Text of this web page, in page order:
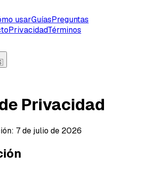
usarGuíasPreguntas
PrivacidadTérminos
Privacidad
7 de julio de 2026